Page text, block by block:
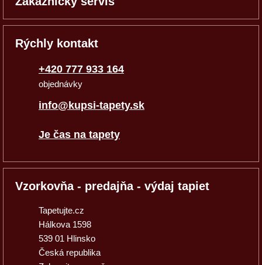
Rýchly kontakt
+420 777 933 164
objednávky
info@kupsi-tapety.sk
Je čas na tapety
Vzorkovňa - predajňa - výdaj tapiet
Tapetujte.cz
Hálkova 1598
539 01 Hlinsko
Česká republika